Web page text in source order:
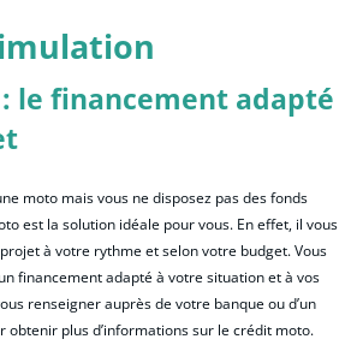
le financement adapté
moto mais vous ne disposez pas des fonds
est la solution idéale pour vous. En effet, il vous
à votre rythme et selon votre budget. Vous
financement adapté à votre situation et à vos
renseigner auprès de votre banque ou d’un
obtenir plus d’informations sur le crédit moto.